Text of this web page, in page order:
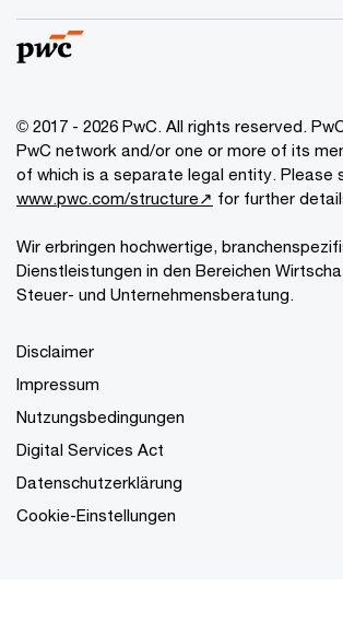
© 2017 - 2026 PwC. All rights reserved.
PwC network and/or one or more of its
of which is a separate legal entity. Please
www.pwc.com/structure↗ for further
Wir erbringen hochwertige,
Dienstleistungen in den Bereichen
Steuer- und Unternehmensberatung.
Disclaimer
Impressum
Nutzungsbedingungen
Digital Services Act
Datenschutzerklärung
Cookie-Einstellungen